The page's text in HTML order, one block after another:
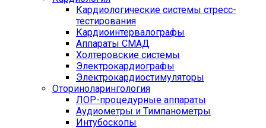
Кардиологические системы стресс-
тестирования
Кардиоинтервалографы
Аппараты СМАД
Холтеровские системы
Электрокардиографы
Электрокардиостимуляторы
Оториноларингология
ЛОР-процедурные аппараты
Аудиометры и Тимпанометры
Интубоскопы